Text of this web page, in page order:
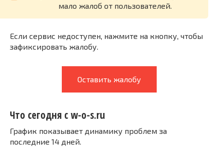
мало жалоб от пользователей.
Если сервис недоступен, нажмите на кнопку, чтобы
зафиксировать жалобу.
Оставить жалобу
Что сегодня с w-o-s.ru
График показывает динамику проблем за
последние 14 дней.